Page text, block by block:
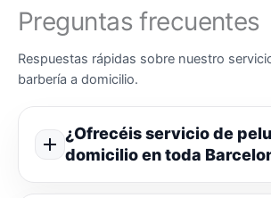
Preguntas frecuentes
Respuestas rápidas sobre nuestro
barbería a domicilio.
¿Ofrecéis servicio de
domicilio en toda